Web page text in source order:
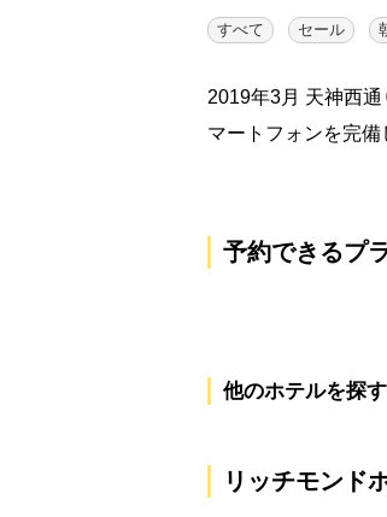
すべて セール
2019年3月 天神西
マートフォンを完備
予約できるプ
他のホテルを探す
リッチモンド